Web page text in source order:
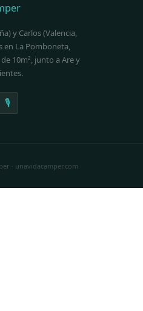
y Carlos (Valencia,
en La Pomboneta,
10m², junto a Are y
🎙
· unavidacamper.com